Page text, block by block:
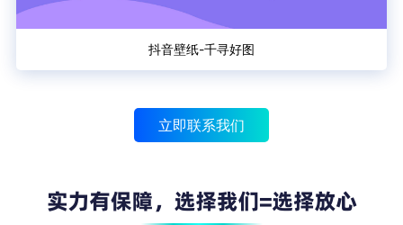
抖音壁纸-千寻好图
立即联系我们